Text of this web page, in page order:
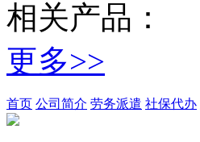
相关产品：
更多>>
首页 公司简介 劳务派遣 社保代办